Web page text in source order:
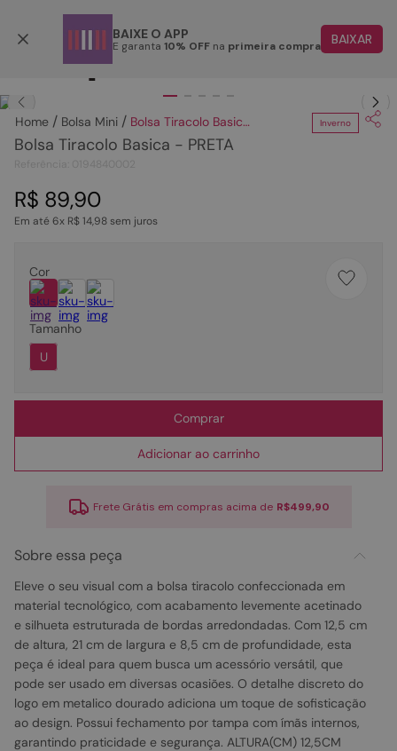
BAIXE O APP
E garanta 10% OFF na primeira compra BAIXAR
Bolsa Mini Bolsa Tiracolo Basica - PRETA Inverno
Bolsa Tiracolo Basica - PRETA
R$ 89,90
Em até6x R$14,98sem juros
Cor
Tamanho
U
Comprar
Adicionar ao carrinho
Frete Grátis em compras acima de R$499,90
Sobre essa peça
Eleve o seu visual com a bolsa tiracolo confeccionada em
material tecnológico, com acabamento levemente acetinado
e silhueta estruturada de bordas arredondadas. Com 12,5 cm
de altura, 21 cm de largura e 8,5 cm de profundidade, esta
peça é ideal para quem busca um acessório versátil, que
pode ser usado em diversas ocasiões. O detalhe discreto do
logo em metalico dourado adiciona um toque de sofisticação
ao design. Possui fechamento por tampa com ímãs internos,
garantindo praticidade e segurança. ALTURA(CM) 12,5CM
1º
2º
tenis
4º
rasteira
5º
sandalia
bolsa
sapatilha
couro